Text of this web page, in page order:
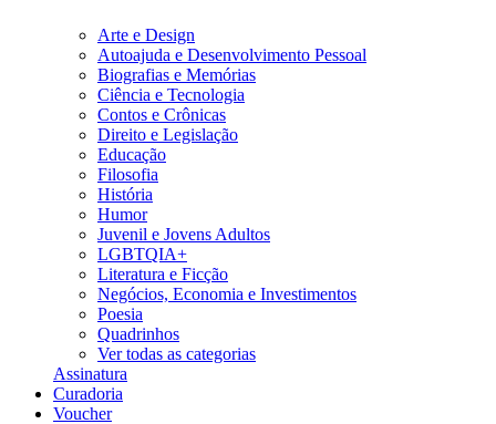
Arte e Design
Autoajuda e Desenvolvimento Pessoal
Biografias e Memórias
Ciência e Tecnologia
Contos e Crônicas
Direito e Legislação
Educação
Filosofia
História
Humor
Juvenil e Jovens Adultos
LGBTQIA+
Literatura e Ficção
Negócios, Economia e Investimentos
Poesia
Quadrinhos
Ver todas as categorias
Assinatura
Curadoria
Voucher